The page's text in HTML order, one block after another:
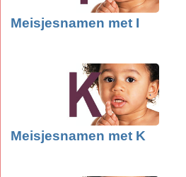
Meisjesnamen met I
Meisjesnamen met K